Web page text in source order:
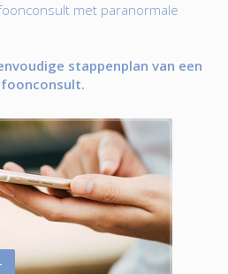
met paranormale
stappenplan van een